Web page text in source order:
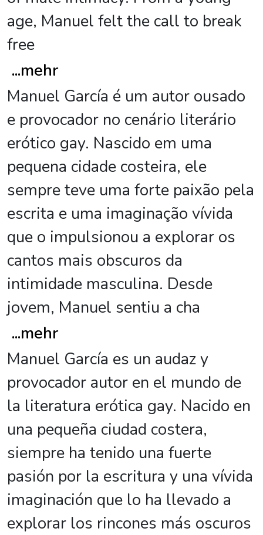
age, Manuel felt the call to break
free
...mehr
Manuel García é um autor ousado
e provocador no cenário literário
erótico gay. Nascido em uma
pequena cidade costeira, ele
sempre teve uma forte paixão pela
escrita e uma imaginação vívida
que o impulsionou a explorar os
cantos mais obscuros da
intimidade masculina. Desde
jovem, Manuel sentiu a cha
...mehr
Manuel García es un audaz y
provocador autor en el mundo de
la literatura erótica gay. Nacido en
una pequeña ciudad costera,
siempre ha tenido una fuerte
pasión por la escritura y una vívida
imaginación que lo ha llevado a
explorar los rincones más oscuros